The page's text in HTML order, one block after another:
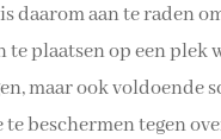
daarom aan te raden
plaatsen op een plek
maar ook voldoende
te beschermen tegen